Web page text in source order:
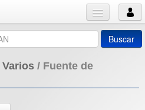
Buscar
Varios / Fuente de